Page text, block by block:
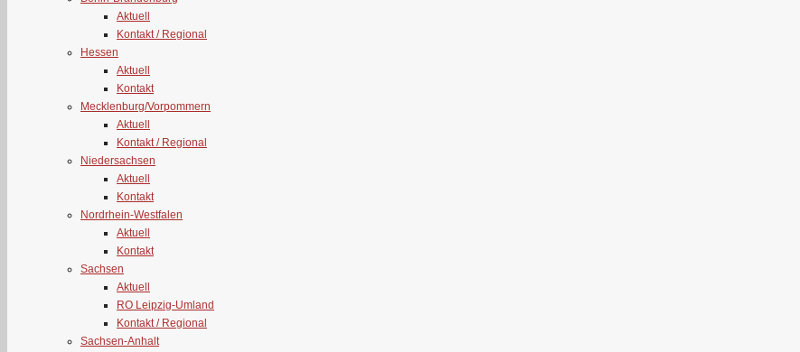
Aktuell
Kontakt / Regional
Hessen
Aktuell
Kontakt
Mecklenburg/Vorpommern
Aktuell
Kontakt / Regional
Niedersachsen
Aktuell
Kontakt
Nordrhein-Westfalen
Aktuell
Kontakt
Sachsen
Aktuell
RO Leipzig-Umland
Kontakt / Regional
Sachsen-Anhalt